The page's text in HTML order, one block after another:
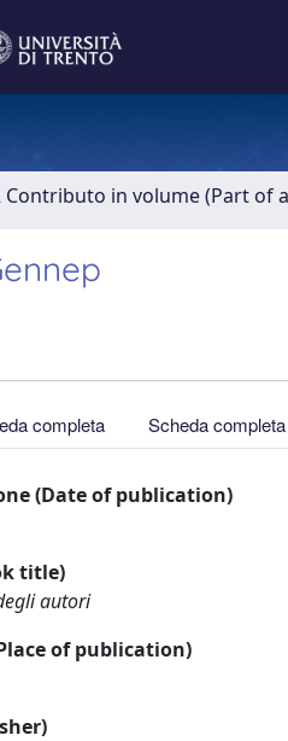
Contributo in volume (Part of
completa Scheda
(Date of publication)
title)
autori
of publication)